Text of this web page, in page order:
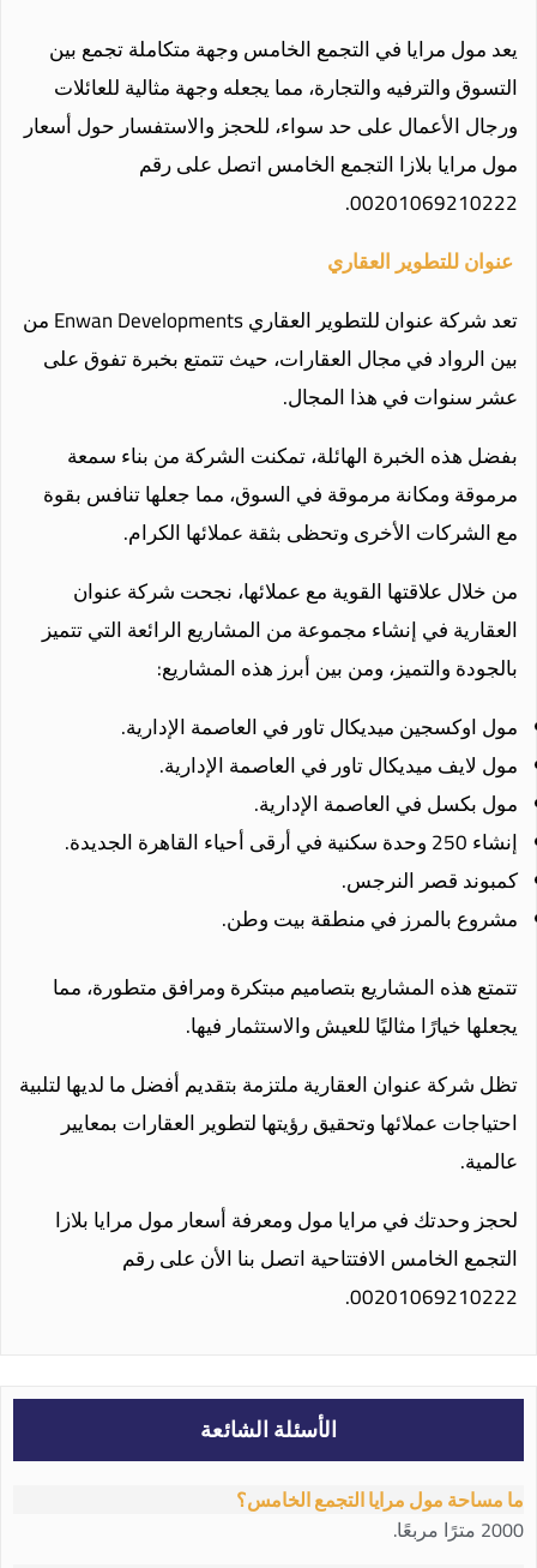
يعد مول مرايا في التجمع الخامس وجهة متكاملة تجمع بين
التسوق والترفيه والتجارة، مما يجعله وجهة مثالية للعائلات
ورجال الأعمال على حد سواء، للحجز والاستفسار حول أسعار
مول مرايا بلازا التجمع الخامس اتصل على رقم
00201069210222.
عنوان للتطوير العقاري
تعد شركة عنوان للتطوير العقاري Enwan Developments من
بين الرواد في مجال العقارات، حيث تتمتع بخبرة تفوق على
عشر سنوات في هذا المجال.
بفضل هذه الخبرة الهائلة، تمكنت الشركة من بناء سمعة
مرموقة ومكانة مرموقة في السوق، مما جعلها تنافس بقوة
مع الشركات الأخرى وتحظى بثقة عملائها الكرام.
من خلال علاقتها القوية مع عملائها، نجحت شركة عنوان
العقارية في إنشاء مجموعة من المشاريع الرائعة التي تتميز
بالجودة والتميز، ومن بين أبرز هذه المشاريع:
مول اوكسجين ميديكال تاور في العاصمة الإدارية.
مول لايف ميديكال تاور في العاصمة الإدارية.
مول بكسل في العاصمة الإدارية.
إنشاء 250 وحدة سكنية في أرقى أحياء القاهرة الجديدة.
كمبوند قصر النرجس.
مشروع بالمرز في منطقة بيت وطن.
تتمتع هذه المشاريع بتصاميم مبتكرة ومرافق متطورة، مما
يجعلها خيارًا مثاليًا للعيش والاستثمار فيها.
تظل شركة عنوان العقارية ملتزمة بتقديم أفضل ما لديها لتلبية
احتياجات عملائها وتحقيق رؤيتها لتطوير العقارات بمعايير
عالمية.
لحجز وحدتك في مرايا مول ومعرفةأسعار مول مرايا بلازا
التجمع الخامسالافتتاحية اتصل بنا الأن على رقم
00201069210222.
الأسئلة الشائعة
ما مساحة مول مرايا التجمع الخامس؟
2000 مترًا مربعًا.